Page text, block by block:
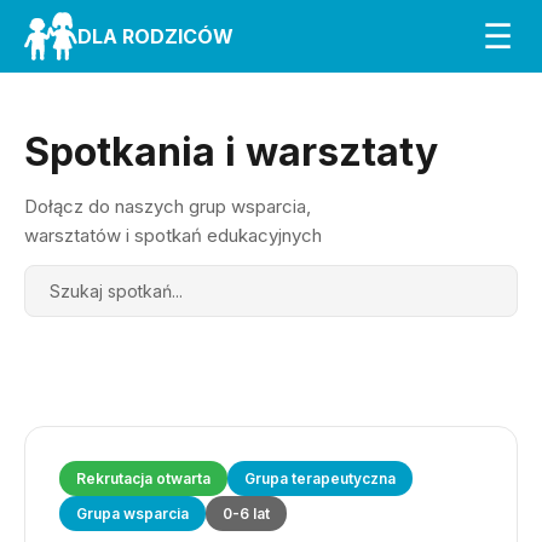
DLA RODZICÓW ☰
Spotkania i warsztaty
Dołącz do naszych grup wsparcia,
warsztatów i spotkań edukacyjnych
Search
Rekrutacja otwarta
Grupa terapeutyczna
Grupa wsparcia
0-6 lat